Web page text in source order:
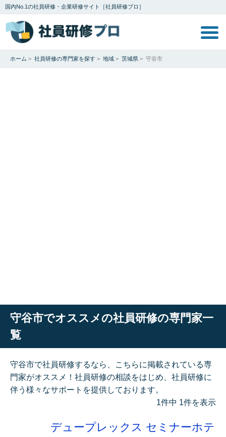
国内No.1の社員研修・企業研修サイト［社員研修プロ］
ホーム > 社員研修の専門家を探す > 地域 > 茨城県 > 守谷市
守谷市でオススメの社員研修の専門家一
覧
守谷市で社員研修するなら、こちらに掲載されている専
門家がオススメ！社員研修の相談をはじめ、社員研修に
伴う様々なサポートを提供しております。
1件中 1件を表示
デュープレックス セミナーホテ